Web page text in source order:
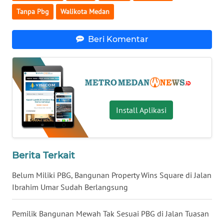
Tanpa Pbg Walikota Medan
Beri Komentar
Install Aplikasi
Berita Terkait
Belum Miliki PBG, Bangunan Property Wins Square di Jalan
Ibrahim Umar Sudah Berlangsung
Pemilik Bangunan Mewah Tak Sesuai PBG di Jalan Tuasan
MALUKU
WN
WN
DAIRI
WN
DANAU
TOBA
WN
NIAS
WN
LANGKAT